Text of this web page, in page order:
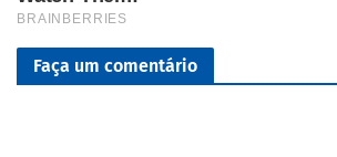
Faça um comentário